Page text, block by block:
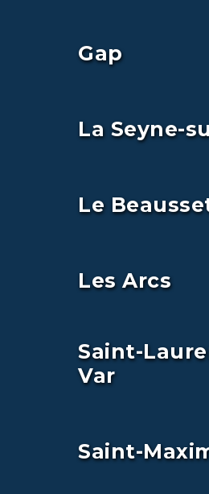
Gap
La Seyne-
Le
Les Arcs
Saint-
Var
Saint-